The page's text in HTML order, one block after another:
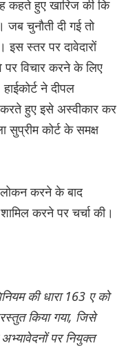
कहते हुए खारिज की कि
जब चुनौती दी गई तो
इस स्तर पर दावेदारों
पर विचार करने के लिए
ने दीपल
करते हुए इसे अस्वीकार कर
सुप्रीम कोर्ट के समक्ष
करने के बाद
करने पर चर्चा की।
की धारा 163 ए को
किया गया, जिसे
अभ्यावेदनों पर नियुक्त